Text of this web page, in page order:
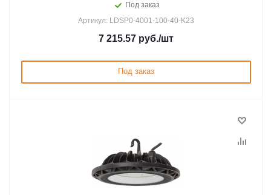
Под заказ
Артикул: LDSP0-4001-100-40-K23
7 215.57 руб./шт
Под заказ